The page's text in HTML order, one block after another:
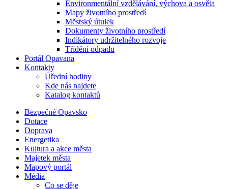
Environmentální vzdělávání, výchova a osvěta
Mapy životního prostředí
Městský útulek
Dokumenty životního prostředí
Indikátory udržitelného rozvoje
Třídění odpadu
Portál Opavana
Kontakty
Úřední hodiny
Kde nás najdete
Katalog kontaktů
Bezpečné Opavsko
Dotace
Doprava
Energetika
Kultura a akce města
Majetek města
Mapový portál
Média
Co se děje